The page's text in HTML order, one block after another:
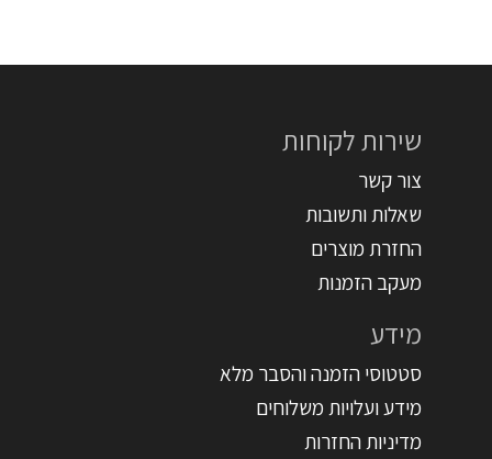
שירות לקוחות
צור קשר
שאלות ותשובות
החזרת מוצרים
מעקב הזמנות
מידע
סטטוסי הזמנה והסבר מלא
מידע ועלויות משלוחים
מדיניות החזרות